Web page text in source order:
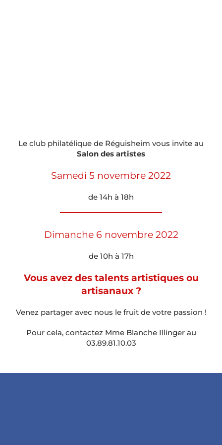
Le club philatélique de Réguisheim vous invite au
Salon des artistes
Samedi 5 novembre 2022
de 14h à 18h
Dimanche 6 novembre 2022
de 10h à 17h
Vous avez des talents artistiques ou
artisanaux ?
Venez partager avec nous le fruit de votre passion !
Pour cela, contactez Mme Blanche Illinger au
03.89.81.10.03